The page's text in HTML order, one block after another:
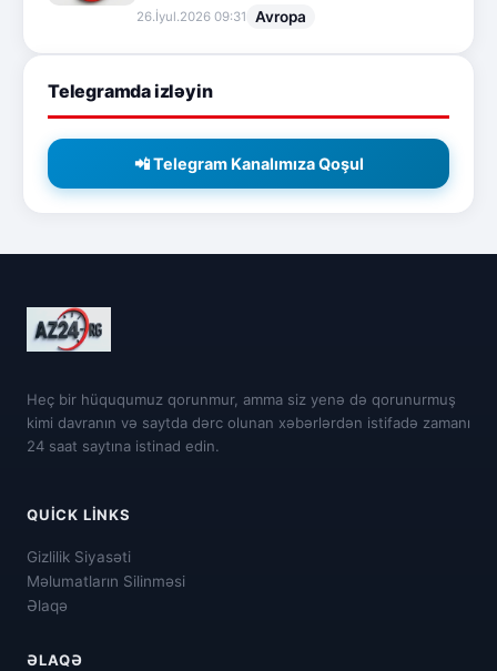
26.İyul.2026 09:31 Avropa
Telegramda izləyin
📲 Telegram Kanalımıza Qoşul
Heç bir hüququmuz qorunmur, amma siz yenə də qorunurmuş
kimi davranın və saytda dərc olunan xəbərlərdən istifadə zamanı
24 saat saytına istinad edin.
QUICK LINKS
Gizlilik Siyasəti
Məlumatların Silinməsi
Əlaqə
ƏLAQƏ